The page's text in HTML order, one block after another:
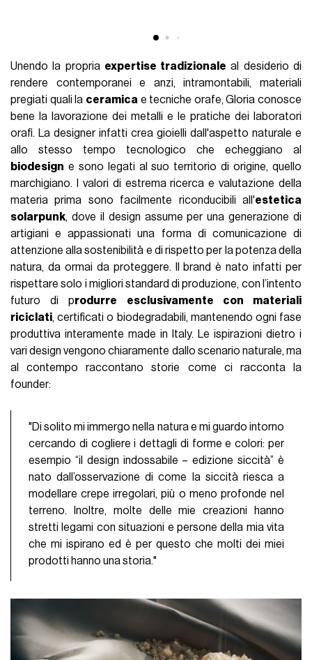
Unendo la propria expertise tradizionale al desiderio di
rendere contemporanei e anzi, intramontabili, materiali
pregiati quali la ceramica e tecniche orafe, Gloria conosce
bene la lavorazione dei metalli e le pratiche dei laboratori
orafi. La designer infatti crea gioielli dall'aspetto naturale e
allo stesso tempo tecnologico che echeggiano al
biodesign e sono legati al suo territorio di origine, quello
marchigiano. I valori di estrema ricerca e valutazione della
materia prima sono facilmente riconducibili all'estetica
solarpunk, dove il design assume per una generazione di
artigiani e appassionati una forma di comunicazione di
attenzione alla sostenibilità e di rispetto per la potenza della
natura, da ormai da proteggere. Il brand è nato infatti per
rispettare solo i migliori standard di produzione, con l’intento
futuro di produrre esclusivamente con materiali
riciclati, certificati o biodegradabili, mantenendo ogni fase
produttiva interamente made in Italy. Le ispirazioni dietro i
vari design vengono chiaramente dallo scenario naturale, ma
al contempo raccontano storie come ci racconta la
founder:
"Di solito mi immergo nella natura e mi guardo intorno
cercando di cogliere i dettagli di forme e colori: per
esempio “il design indossabile – edizione siccità” è
nato dall’osservazione di come la siccità riesca a
modellare crepe irregolari, più o meno profonde nel
terreno. Inoltre, molte delle mie creazioni hanno
stretti legami con situazioni e persone della mia vita
che mi ispirano ed è per questo che molti dei miei
prodotti hanno una storia."